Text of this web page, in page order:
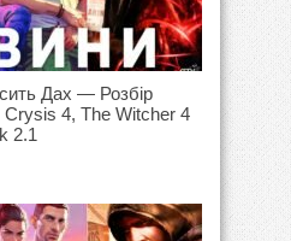
Дах — Розбір
Crysis 4, The Witcher 4
2.1